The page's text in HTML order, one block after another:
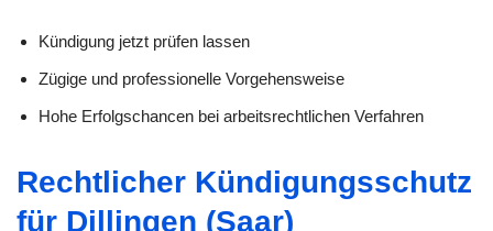
Kündigung jetzt prüfen lassen
Zügige und professionelle Vorgehensweise
Hohe Erfolgschancen bei arbeitsrechtlichen Verfahren
Rechtlicher Kündigungsschutz
für Dillingen (Saar)